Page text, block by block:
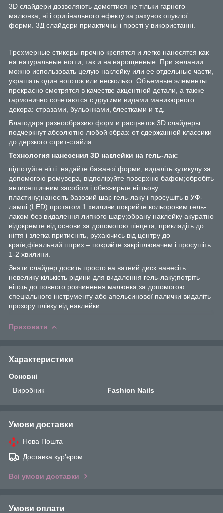
3D слайдери дозволяють домогтися не тільки гарного
малюнка, ні і оригінального ефекту за рахунок опуклої
форми. 3Д слайдери приактичны і прості у використанні.
Трехмерные стикеры прочно крепятся и легко наносятся как
на натуральные ногти, так и на нарощенные. При желании
можно использовать целую наклейку или ее отдельные части,
украшать один ноготок или несколько. Объемные элементы
прекрасно смотрятся в качестве акцентной детали, а также
гармонично сочетаются с другими видами маникюрного
декора: стразами, бульонками, блестками и т.д.
Благодаря разнообразию форм и расцветок 3D слайдеры
подчеркнут абсолютно любой образ: от сдержанной классики
до дерзкого стрит-стайла.
Технология нанесения 3D наклейки на гель-лак:
підготуйте нігті: надайте бажаної форми, видаліть кутикулу за
допомогою ремувера, відполіруйте поверхню бафом;обробіть
антисептичним засобом і обезжирьте нігтьову
пластину;нанесіть базовий шар гель-лаку і просушіть в УФ-
лампі (LED) протягом 1 хвилини;покрийте кольоровим гель-
лаком без видалення липкого шару;обрану наклейку акуратно
відокремте від основи за допомогою пінцета, прикладіть до
нігтя і злегка притисніть, рухаючись від центру до
країв;фінальний штрих – покрийте закріплювачем і просушіть
1-2 хвилини.
Зняти слайдер досить просто:на ватний диск нанесіть
невелику кількість рідини для видалення гель-лаку;потріть
ніготь до повного розчинення малюнка;за допомогою
спеціального інструменту або апельсинової палички видаліть
прозору плівку від наклейки.
Приховати
Характеристики
Основні
Виробник
Fashion Nails
Умови доставки
Нова Пошта
Доставка кур'єром
Всі умови доставки
Умови оплати